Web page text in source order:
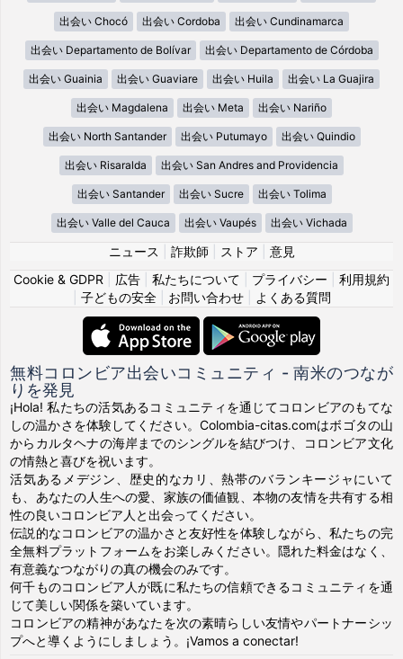
出会い Chocó 出会い Cordoba 出会い Cundinamarca
出会い Departamento de Bolívar 出会い Departamento de Córdoba
出会い Guainia 出会い Guaviare 出会い Huila 出会い La Guajira
出会い Magdalena 出会い Meta 出会い Nariño
出会い North Santander 出会い Putumayo 出会い Quindio
出会い Risaralda 出会い San Andres and Providencia
出会い Santander 出会い Sucre 出会い Tolima
出会い Valle del Cauca 出会い Vaupés 出会い Vichada
ニュース 詐欺師 ストア
意見
Cookie & GDPR
広告 私たちについて プライバシー
利用規約
子どもの安全| お問い合わせ| よくある質問
無料コロンビア出会いコミュニティ - 南米のつなが
りを発見
¡Hola! 私たちの活気あるコミュニティを通じてコロンビアのもてな
しの温かさを体験してください。Colombia-citas.comはボゴタの山
からカルタヘナの海岸までのシングルを結びつけ、コロンビア文化
の情熱と喜びを祝います。
活気あるメデジン、歴史的なカリ、熱帯のバランキージャにいて
も、あなたの人生への愛、家族の価値観、本物の友情を共有する相
性の良いコロンビア人と出会ってください。
伝説的なコロンビアの温かさと友好性を体験しながら、私たちの完
全無料プラットフォームをお楽しみください。隠れた料金はなく、
有意義なつながりの真の機会のみです。
何千ものコロンビア人が既に私たちの信頼できるコミュニティを通
じて美しい関係を築いています。
コロンビアの精神があなたを次の素晴らしい友情やパートナーシッ
プへと導くようにしましょう。¡Vamos a conectar!